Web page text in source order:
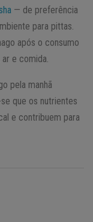
— de preferência
para pittas.
após o consumo
e comida.
pela manhã
que os nutrientes
e contribuem para